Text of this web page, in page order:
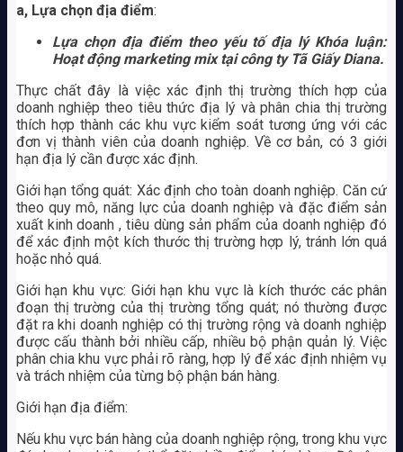
a, Lựa chọn địa điểm:
Lựa chọn địa điểm theo yếu tố địa lý Khóa luận:
Hoạt động marketing mix tại công ty Tã Giấy Diana.
Thực chất đây là việc xác định thị trường thích hợp của
doanh nghiệp theo tiêu thức địa lý và phân chia thị trường
thích hợp thành các khu vực kiểm soát tương ứng với các
đơn vị thành viên của doanh nghiệp. Về cơ bản, có 3 giới
hạn địa lý cần được xác định.
Giới hạn tổng quát: Xác định cho toàn doanh nghiệp. Căn cứ
theo quy mô, năng lực của doanh nghiệp và đặc điểm sản
xuất kinh doanh , tiêu dùng sản phẩm của doanh nghiệp đó
để xác định một kích thước thị trường hợp lý, tránh lớn quá
hoặc nhỏ quá.
Giới hạn khu vực: Giới hạn khu vực là kích thước các phân
đoạn thị trường của thị trường tổng quát; nó thường được
đặt ra khi doanh nghiệp có thị trường rộng và doanh nghiệp
được cấu thành bởi nhiều cấp, nhiều bộ phận quản lý. Việc
phân chia khu vực phải rõ ràng, hợp lý để xác định nhiệm vụ
và trách nhiệm của từng bộ phận bán hàng.
Giới hạn địa điểm:
Nếu khu vực bán hàng của doanh nghiệp rộng, trong khu vực